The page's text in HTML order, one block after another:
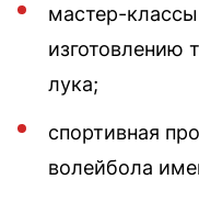
мастер-
изготовлению
лука;
спортивная
волейбола